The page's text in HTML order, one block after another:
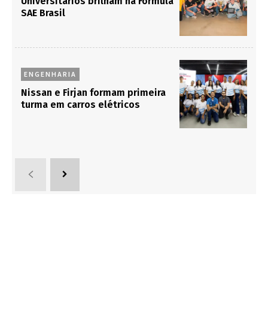
SAE Brasil
ENGENHARIA
Nissan e Firjan formam primeira
turma em carros elétricos